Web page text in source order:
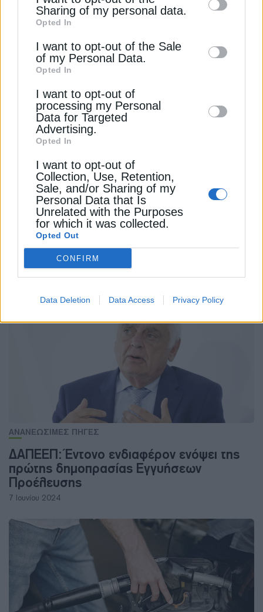
information by third parties on the IAB’s list
of downstream participants. This
information may also be disclosed by us to
third parties on theIAB’s List of
Downstream Participants
disclose it to other third parties.
Sharing of my personal data.
Opted In
I want to opt-out of the Sale
of my Personal Data.
Opted In
I want to opt-out of
processing my Personal
Data for Targeted
Advertising.
Opted In
I want to opt-out of
Collection, Use, Retention,
Sale, and/or Sharing of my
Personal Data that Is
Unrelated with the Purposes
for which it was collected.
Opted Out
CONFIRM
Data Deletion Data Access Privacy Policy
ΑΤΤΙΚΗ ΔΕΔΔΗΕ
ΔΕΊΤΕ ΕΠΊΣΗΣ
H πυρηνική ενέργεια και η “εξίσωση” της
απανθρακοποίησης
19 Οκτωβρίου 2024
ΑΝΑΝΕΩΣΙΜΕΣ ΠΗΓΕΣ
ΔΑΠΕΕΠ: Έντονο ενδιαφέρον ενόψει της
πρώτης δημοπρασίας Εγγυήσεων
Προέλευσης
7 Ιουνίου 2024